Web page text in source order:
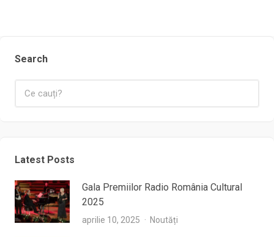
Search
Latest Posts
Gala Premiilor Radio România Cultural
2025
aprilie 10, 2025 Noutăți